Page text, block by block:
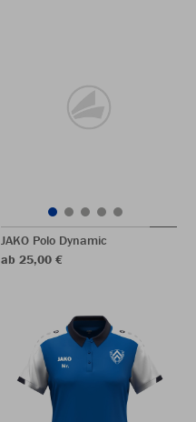
JAKO Polo Dynamic
ab 25,00 €